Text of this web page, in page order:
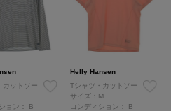
カットソー
ョン：
B
Helly Hansen
Tシャツ・カットソー
サイズ：M
コンディション：
B